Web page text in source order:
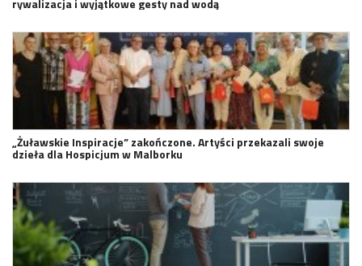
rywalizacja i wyjątkowe gesty nad wodą
„Żuławskie Inspiracje” zakończone. Artyści przekazali swoje
dzieła dla Hospicjum w Malborku